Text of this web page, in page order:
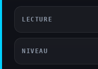
LECTURE
NIVEAU